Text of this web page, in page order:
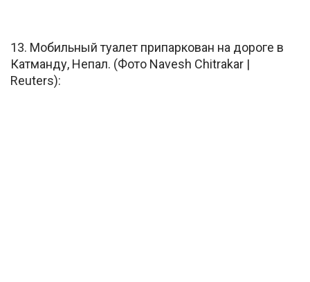
13. Мобильный туалет припаркован на дороге в
Катманду, Непал. (Фото Navesh Chitrakar |
Reuters):